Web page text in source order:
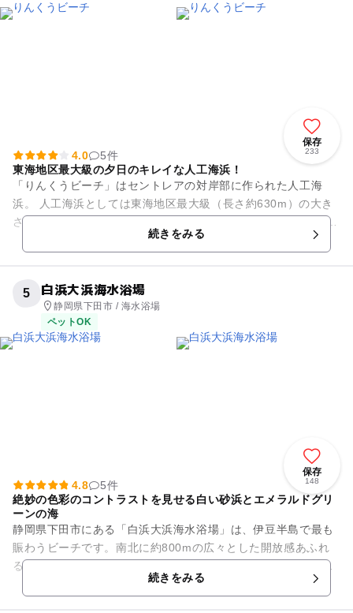
保存
233
4.0
5件
東海地区最大級の夕日のキレイな人工海浜！
「りんくうビーチ」はセントレアの対岸部に作られた人工海
浜。 人工海浜としては東海地区最大級（長さ約630m）の大き
さです。 砂浜からは中部国際空港を離着陸する飛行機が間近に
続きをみる
5 白浜大浜海水浴場
静岡県下田市 / 海水浴場
ペットOK
保存
148
4.8
5件
絶妙の色彩のコントラストを見せる白い砂浜とエメラルドグリ
ーンの海
静岡県下田市にある「白浜大浜海水浴場」は、伊豆半島で最も
賑わうビーチです。南北に約800mの広々とした開放感あふれ
る砂浜で、サラサラの白砂の浜辺が続き、開放感が漲っていま
す。白い砂浜の先には、エ...続きをみる